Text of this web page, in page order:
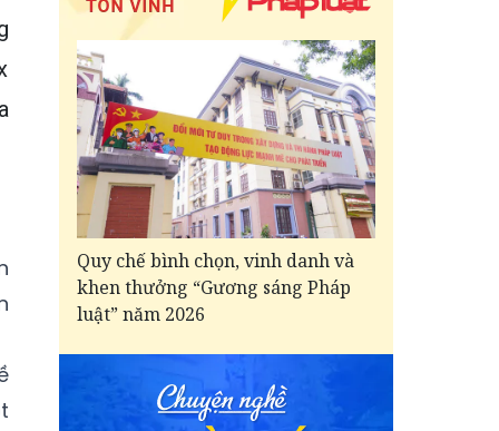
Quy chế bình chọn, vinh danh và
khen thưởng “Gương sáng Pháp
luật” năm 2026